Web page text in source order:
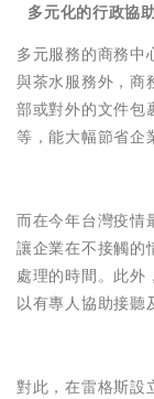
多元化的行政協
多元服務的商務中
與茶水服務外，商
部或對外的文件包
等，能大幅節省企
而在今年台灣疫情
讓企業在不接觸的
處理的時間。此外
以有專人協助接聽
對此，在雷格斯設